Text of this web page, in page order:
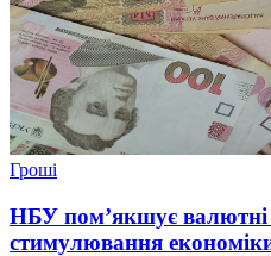
Гроші
НБУ пом’якшує валютні
стимулювання